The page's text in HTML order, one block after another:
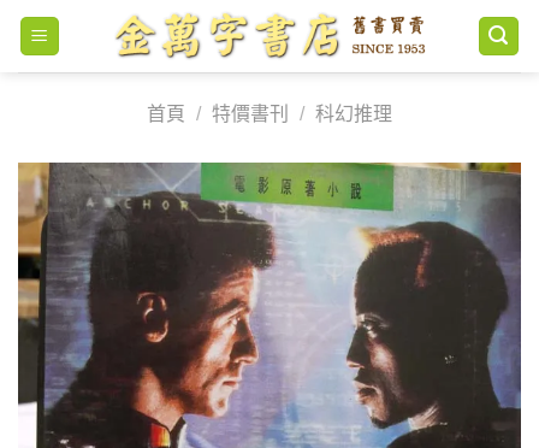
Skip
content
首頁
/ 特價書刊 / 科幻推理